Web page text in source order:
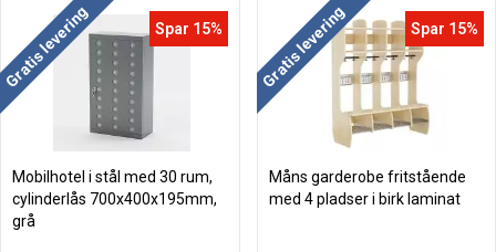
Gratis levering Spar 15%
Mobilhotel i stål med 30 rum,
cylinderlås 700x400x195mm,
grå
Gratis levering Spar 15%
Måns garderobe fritstående
med 4 pladser i birk laminat